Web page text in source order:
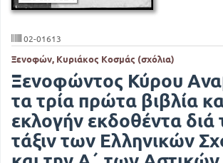
02-01613
Ξενοφών, Κυριάκος Κοσμάς (σχόλια)
Ξενοφώντος Κύρου
τα τρία πρώτα βιβλία
εκλογήν εκδοθέντα διά
τάξιν των Ελληνικών